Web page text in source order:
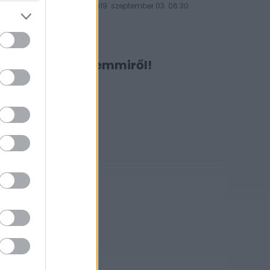
2019. szeptember 03. 06:30
Ne maradj le semmiről!